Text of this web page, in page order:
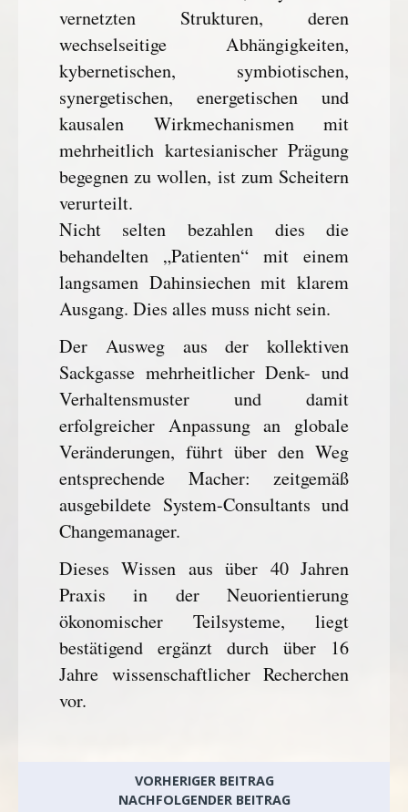
vernetzten Strukturen, deren
wechselseitige Abhängigkeiten,
kybernetischen, symbiotischen,
synergetischen, energetischen und
kausalen Wirkmechanismen mit
mehrheitlich kartesianischer Prägung
begegnen zu wollen, ist zum Scheitern
verurteilt.
Nicht selten bezahlen dies die
behandelten „Patienten“ mit einem
langsamen Dahinsiechen mit klarem
Ausgang. Dies alles muss nicht sein.
Der Ausweg aus der kollektiven
Sackgasse mehrheitlicher Denk- und
Verhaltensmuster und damit
erfolgreicher Anpassung an globale
Veränderungen, führt über den Weg
entsprechende Macher: zeitgemäß
ausgebildete System-Consultants und
Changemanager.
Dieses Wissen aus über 40 Jahren
Praxis in der Neuorientierung
ökonomischer Teilsysteme, liegt
bestätigend ergänzt durch über 16
Jahre wissenschaftlicher Recherchen
vor.
VORHERIGER BEITRAG
NACHFOLGENDER BEITRAG